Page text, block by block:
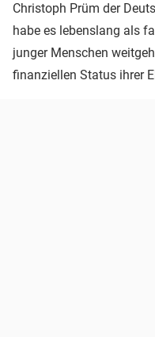
Christoph Prüm der
habe es lebenslang als
junger Menschen
finanziellen Status ihrer